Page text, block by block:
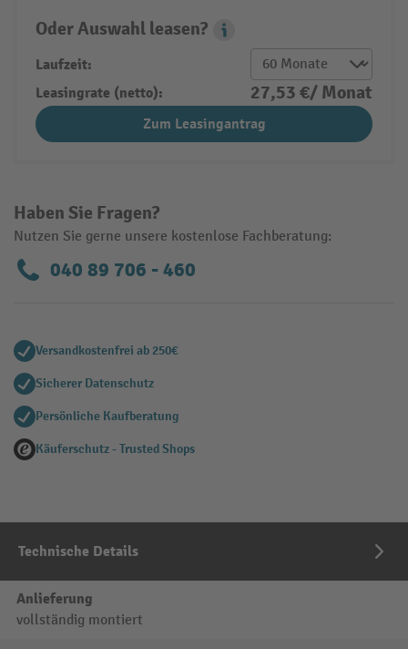
Haben Sie Fragen?
Nutzen Sie gerne unsere kostenlose Fachberatung:
040 89 706 - 460
Oder Auswahl leasen?
Leasing Popover
Laufzeit:
Leasingrate (netto):
27,53 €/ Monat
Zum Leasingantrag
Versandkostenfrei ab 250€
Sicherer Datenschutz
Persönliche Kaufberatung
Käuferschutz - Trusted Shops
Technische Details
Anlieferung
vollständig montiert